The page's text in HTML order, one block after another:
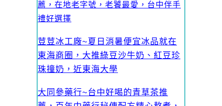
薦，在地老字號，老饕最愛，台中伴手
禮好選擇
荳荳冰工廠~夏日消暑便宜冰品就在
東海商圈，大推綠豆沙牛奶、紅豆珍
珠撞奶，近東海大學
大同參藥行~台中好喝的青草茶推